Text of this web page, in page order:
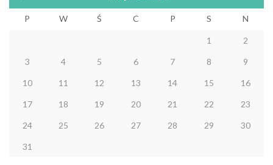
P W Ś C P S N
1 2
3 4 5 6 7 8 9
10 11 12 13 14 15 16
17 18 19 20 21 22 23
24 25 26 27 28 29 30
31